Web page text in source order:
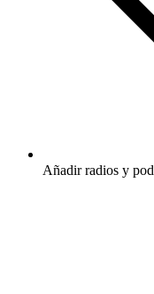
Añadir radios y